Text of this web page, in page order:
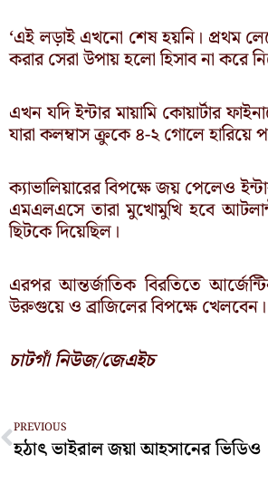
‘এই লড়াই এখনো শেষ হয়নি। প্রথম
করার সেরা উপায় হলো হিসাব না করে
এখন যদি ইন্টার মায়ামি কোয়ার্টার
যারা কলম্বাস ক্রুকে ৪-২ গোলে হারিয়ে
ক্যাভালিয়ারের বিপক্ষে জয় পেলেও
এমএলএসে তারা মুখোমুখি হবে
ছিটকে দিয়েছিল।
এরপর আন্তর্জাতিক বিরতিতে
উরুগুয়ে ও ব্রাজিলের বিপক্ষে খেলবেন।
চাটগাঁ নিউজ/জেএইচ
Prev
PREVIOUS
হঠাৎ ভাইরাল জয়া আহসানের ভিডিও